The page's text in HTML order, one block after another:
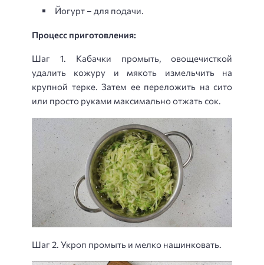
Йогурт – для подачи.
Процесс приготовления:
Шаг 1. Кабачки промыть, овощечисткой
удалить кожуру и мякоть измельчить на
крупной терке. Затем ее переложить на сито
или просто руками максимально отжать сок.
Шаг 2. Укроп промыть и мелко нашинковать.